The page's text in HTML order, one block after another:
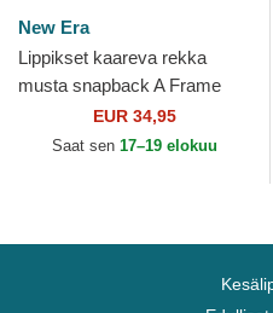
New Era
Lippikset kaareva rekka
musta snapback A Frame
Sport Seattle Mariners MLB
New Era
EUR 34,95
Saat sen 17–19 elokuu